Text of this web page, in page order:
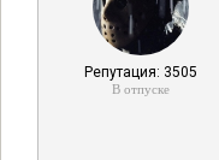
Репутация: 3505
В отпуске